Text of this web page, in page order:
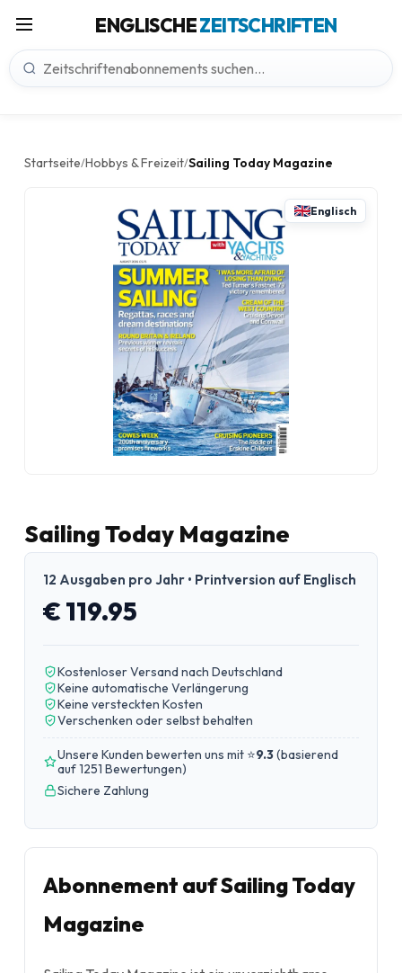
ENGLISCHEZEITSCHRIFTEN
Startseite/Hobbys & Freizeit/Sailing Today Magazine
Englisch
Sailing Today Magazine
12 Ausgaben pro Jahr • Printversion auf Englisch
€ 119.95
Kostenloser Versand nach Deutschland
Keine automatische Verlängerung
Keine versteckten Kosten
Verschenken oder selbst behalten
Unsere Kunden bewerten uns mit ⭐9.3(basierend
auf 1251 Bewertungen)
Sichere Zahlung
Abonnement auf Sailing Today
Magazine